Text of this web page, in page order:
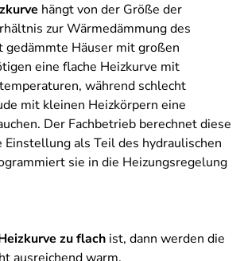
hängt von der Größe der
zur Wärmedämmung des
gedämmte Häuser mit großen
eine flache Heizkurve mit
während schlecht
mit kleinen Heizkörpern eine
Der Fachbetrieb berechnet diese
Einstellung als Teil des hydraulischen
sie in die Heizungsregelung
zu flach ist, dann werden die